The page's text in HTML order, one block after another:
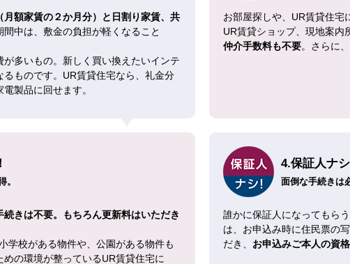
月額家賃の２か月分）と日割り家賃、共
間中は、敷金の負担が軽くなること
多いもの。新しく買い換えたいインテ
るものです。UR賃貸住宅なら、礼金分
製品に回せます。
お部屋探しや、UR賃貸住宅
UR賃貸ショップ、現地案内
仲介手数料も不要。さらに
。
続きは不要。もちろん更新料はいただき
学校がある物件や、公園がある物件も
の環境が整っているUR賃貸住宅に
4.保証人ナシ
面倒な手続きは
誰かに保証人になってもら
は、お申込み時に住民票の
だき、 お申込みご本人の資